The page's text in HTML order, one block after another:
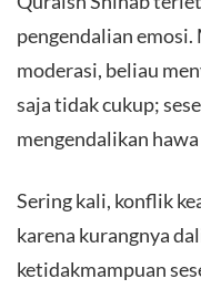
pengendalian
moderasi, beliau
saja tidak cukup;
mengendalikan
​Sering kali, konflik
karena kurangnya
ketidakmampuan